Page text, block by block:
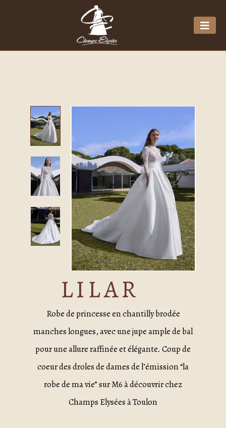
LILAR
Robe de princesse en chantilly brodée
manches longues, avec une jupe ample de bal
pour une allure raffinée et élégante. Coup de
coeur des droles de dames de l’émission “la
robe de ma vie” sur M6 à découvrir chez
Champs Elysées à Toulon